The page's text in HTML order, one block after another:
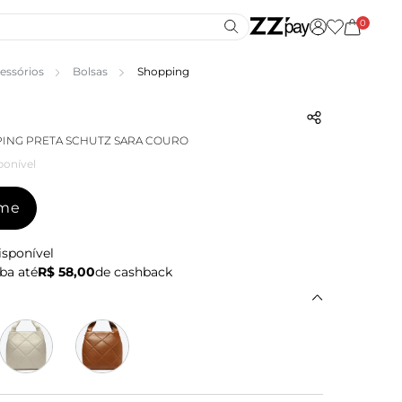
0
Bolsas Shopping
PRETA SCHUTZ SARA COURO
atéR$ 58,00de cashback